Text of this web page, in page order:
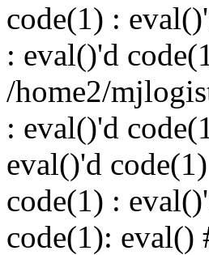
code(1) :
: eval()'d
/home2/
: eval()'d
eval()'d
code(1) :
code(1): eval()